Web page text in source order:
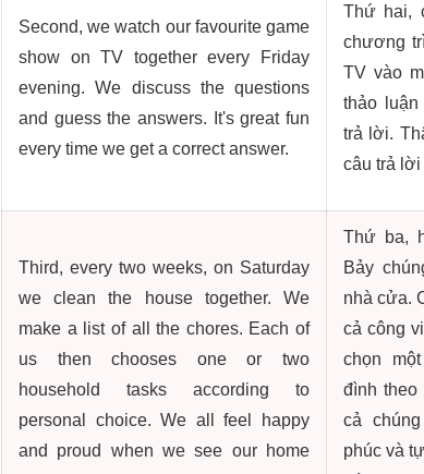
Second, we watch our favourite game
show on TV together every Friday
evening. We discuss the questions
and guess the answers. It's great fun
every time we get a correct answer.
Thứ hai,
chương
TV vào
thảo
trả lời.
câu trả lời
Third, every two weeks, on Saturday
we clean the house together. We
make a list of all the chores. Each of
us then chooses one or two
household tasks according to
personal choice. We all feel happy
and proud when we see our home
Thứ ba,
Bảy
nhà cửa.
cả công
chọn
đình
cả
phúc và